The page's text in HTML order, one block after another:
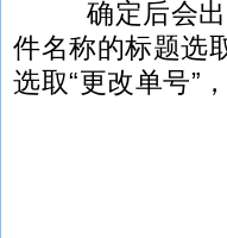
确定后会出
件名称的标题选
选取“更改单号”